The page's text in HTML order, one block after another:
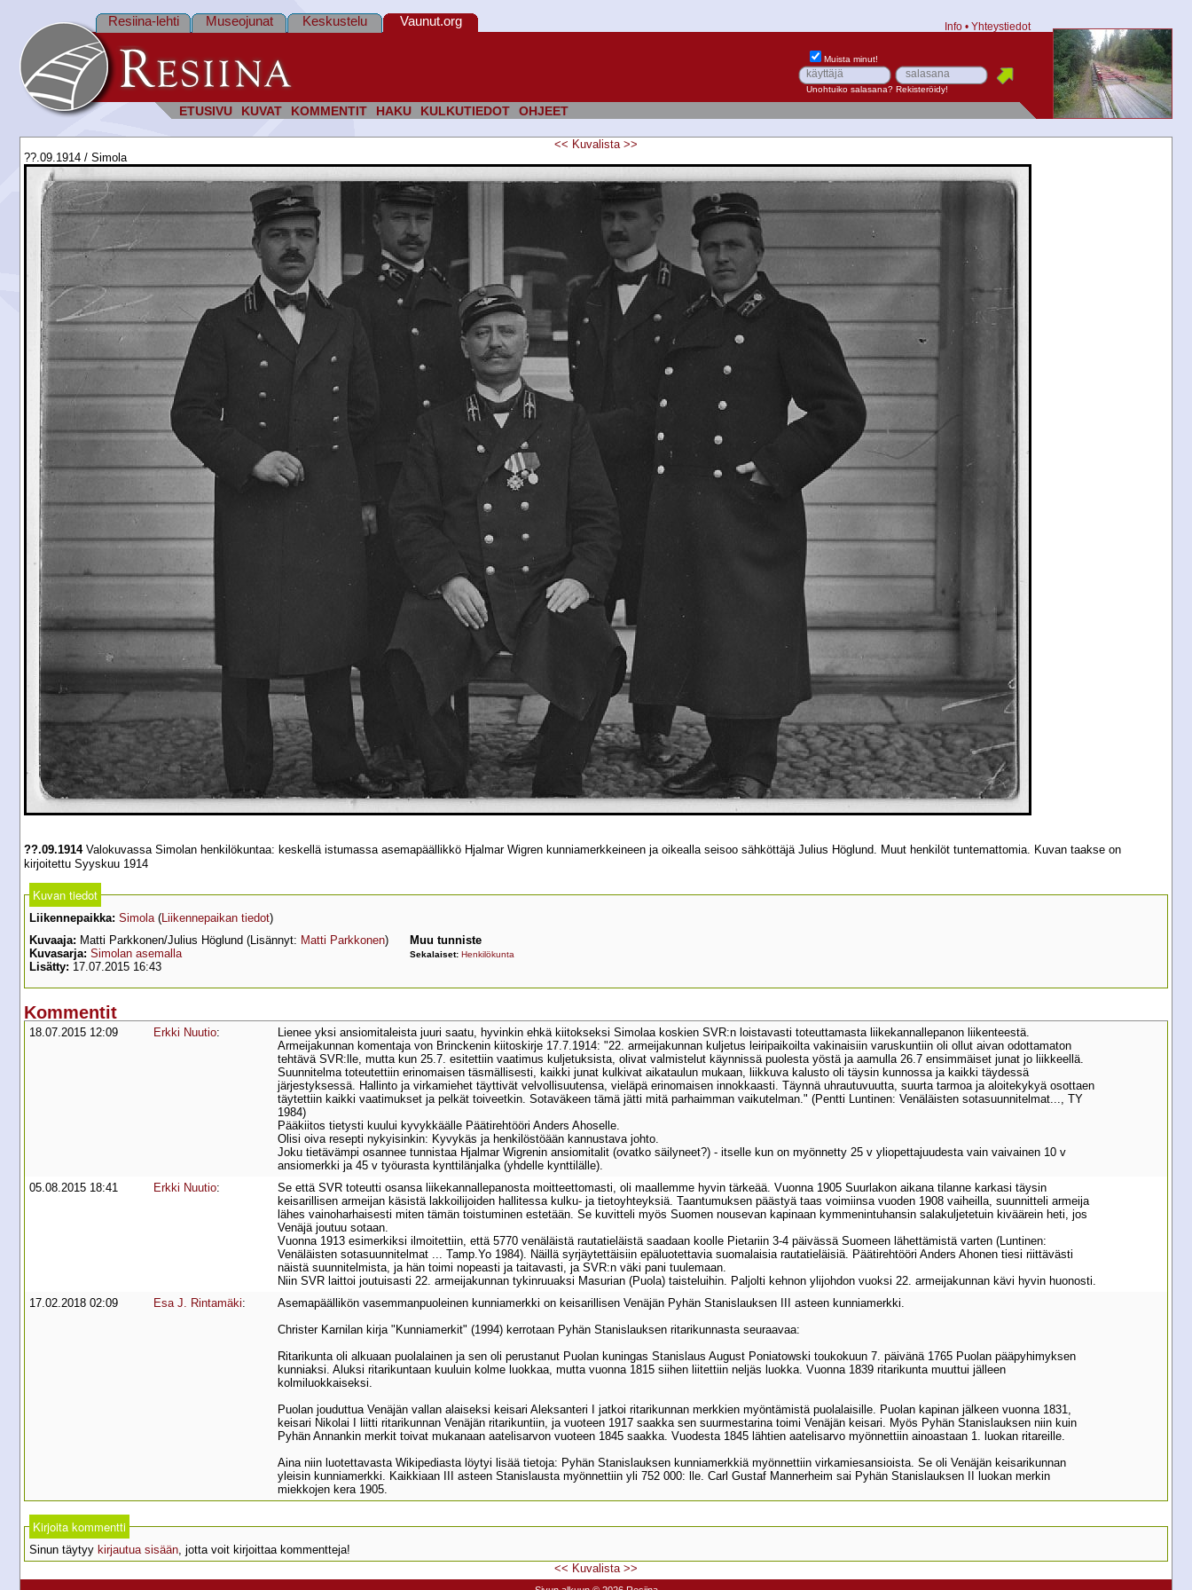
ETUSIVU KUVAT KOMMENTIT HAKU KULKUTIEDOT OHJEET
Resiina-lehti Museojunat Keskustelu Vaunut.org Info • Yhteystiedot
Muista minut!
Unohtuiko salasana? Rekisteröidy!
<< Kuvalista >>
??.09.1914 / Simola
??.09.1914Valokuvassa Simolan henkilökuntaa: keskellä istumassa asemapäällikkö Hjalmar Wigren kunniamerkkeineen ja oikealla seisoo sähköttäjä Julius Höglund. Muut henkilöt tuntemattomia. Kuvan taakse on
kirjoitettu Syyskuu 1914
Kuvan tiedot
Liikennepaikka: Simola(Liikennepaikan tiedot)
Kuvaaja: Matti Parkkonen/Julius Höglund (Lisännyt: Matti Parkkonen)
Kuvasarja: Simolan asemalla
Lisätty: 17.07.2015 16:43
Muu tunniste
Sekalaiset: Henkilökunta
Kommentit
18.07.2015 12:09 Erkki Nuutio:
Lienee yksi ansiomitaleista juuri saatu, hyvinkin ehkä kiitokseksi Simolaa koskien SVR:n loistavasti toteuttamasta liikekannallepanon liikenteestä.
Armeijakunnan komentaja von Brinckenin kiitoskirje 17.7.1914: "22. armeijakunnan kuljetus leiripaikoilta vakinaisiin varuskuntiin oli ollut aivan odottamaton
tehtävä SVR:lle, mutta kun 25.7. esitettiin vaatimus kuljetuksista, olivat valmistelut käynnissä puolesta yöstä ja aamulla 26.7 ensimmäiset junat jo liikkeellä.
Suunnitelma toteutettiin erinomaisen täsmällisesti, kaikki junat kulkivat aikataulun mukaan, liikkuva kalusto oli täysin kunnossa ja kaikki täydessä
järjestyksessä. Hallinto ja virkamiehet täyttivät velvollisuutensa, vieläpä erinomaisen innokkaasti. Täynnä uhrautuvuutta, suurta tarmoa ja aloitekykyä osottaen
täytettiin kaikki vaatimukset ja pelkät toiveetkin. Sotaväkeen tämä jätti mitä parhaimman vaikutelman." (Pentti Luntinen: Venäläisten sotasuunnitelmat..., TY
1984)
Pääkiitos tietysti kuului kyvykkäälle Päätirehtööri Anders Ahoselle.
Olisi oiva resepti nykyisinkin: Kyvykäs ja henkilöstöään kannustava johto.
Joku tietävämpi osannee tunnistaa Hjalmar Wigrenin ansiomitalit (ovatko säilyneet?) - itselle kun on myönnetty 25 v yliopettajuudesta vain vaivainen 10 v
ansiomerkki ja 45 v työurasta kynttilänjalka (yhdelle kynttilälle).
05.08.2015 18:41
Erkki Nuutio:
Se että SVR toteutti osansa liikekannallepanosta moitteettomasti, oli maallemme hyvin tärkeää. Vuonna 1905 Suurlakon aikana tilanne karkasi täysin
keisarillisen armeijan käsistä lakkoilijoiden hallitessa kulku- ja tietoyhteyksiä. Taantumuksen päästyä taas voimiinsa vuoden 1908 vaiheilla, suunnitteli armeija
lähes vainoharhaisesti miten tämän toistuminen estetään. Se kuvitteli myös Suomen nousevan kapinaan kymmenintuhansin salakuljetetuin kiväärein heti, jos
Venäjä joutuu sotaan.
Vuonna 1913 esimerkiksi ilmoitettiin, että 5770 venäläistä rautatieläistä saadaan koolle Pietariin 3-4 päivässä Suomeen lähettämistä varten (Luntinen:
Venäläisten sotasuunnitelmat ... Tamp.Yo 1984). Näillä syrjäytettäisiin epäluotettavia suomalaisia rautatieläisiä. Päätirehtööri Anders Ahonen tiesi riittävästi
näistä suunnitelmista, ja hän toimi nopeasti ja taitavasti, ja SVR:n väki pani tuulemaan.
Niin SVR laittoi joutuisasti 22. armeijakunnan tykinruuaksi Masurian (Puola) taisteluihin. Paljolti kehnon ylijohdon vuoksi 22. armeijakunnan kävi hyvin huonosti.
17.02.2018 02:09
Esa J. Rintamäki:
Asemapäällikön vasemmanpuoleinen kunniamerkki on keisarillisen Venäjän Pyhän Stanislauksen III asteen kunniamerkki.
Christer Karnilan kirja "Kunniamerkit" (1994) kerrotaan Pyhän Stanislauksen ritarikunnasta seuraavaa:
Ritarikunta oli alkuaan puolalainen ja sen oli perustanut Puolan kuningas Stanislaus August Poniatowski toukokuun 7. päivänä 1765 Puolan pääpyhimyksen
kunniaksi. Aluksi ritarikuntaan kuuluin kolme luokkaa, mutta vuonna 1815 siihen liitettiin neljäs luokka. Vuonna 1839 ritarikunta muuttui jälleen
kolmiluokkaiseksi.
Puolan jouduttua Venäjän vallan alaiseksi keisari Aleksanteri I jatkoi ritarikunnan merkkien myöntämistä puolalaisille. Puolan kapinan jälkeen vuonna 1831,
keisari Nikolai I liitti ritarikunnan Venäjän ritarikuntiin, ja vuoteen 1917 saakka sen suurmestarina toimi Venäjän keisari. Myös Pyhän Stanislauksen niin kuin
Pyhän Annankin merkit toivat mukanaan aatelisarvon vuoteen 1845 saakka. Vuodesta 1845 lähtien aatelisarvo myönnettiin ainoastaan 1. luokan ritareille.
Aina niin luotettavasta Wikipediasta löytyi lisää tietoja: Pyhän Stanislauksen kunniamerkkiä myönnettiin virkamiesansioista. Se oli Venäjän keisarikunnan
yleisin kunniamerkki. Kaikkiaan III asteen Stanislausta myönnettiin yli 752 000: lle. Carl Gustaf Mannerheim sai Pyhän Stanislauksen II luokan merkin
miekkojen kera 1905.
Kirjoita kommentti
Sinun täytyy kirjautua sisään, jotta voit kirjoittaa kommentteja!
<< Kuvalista >>